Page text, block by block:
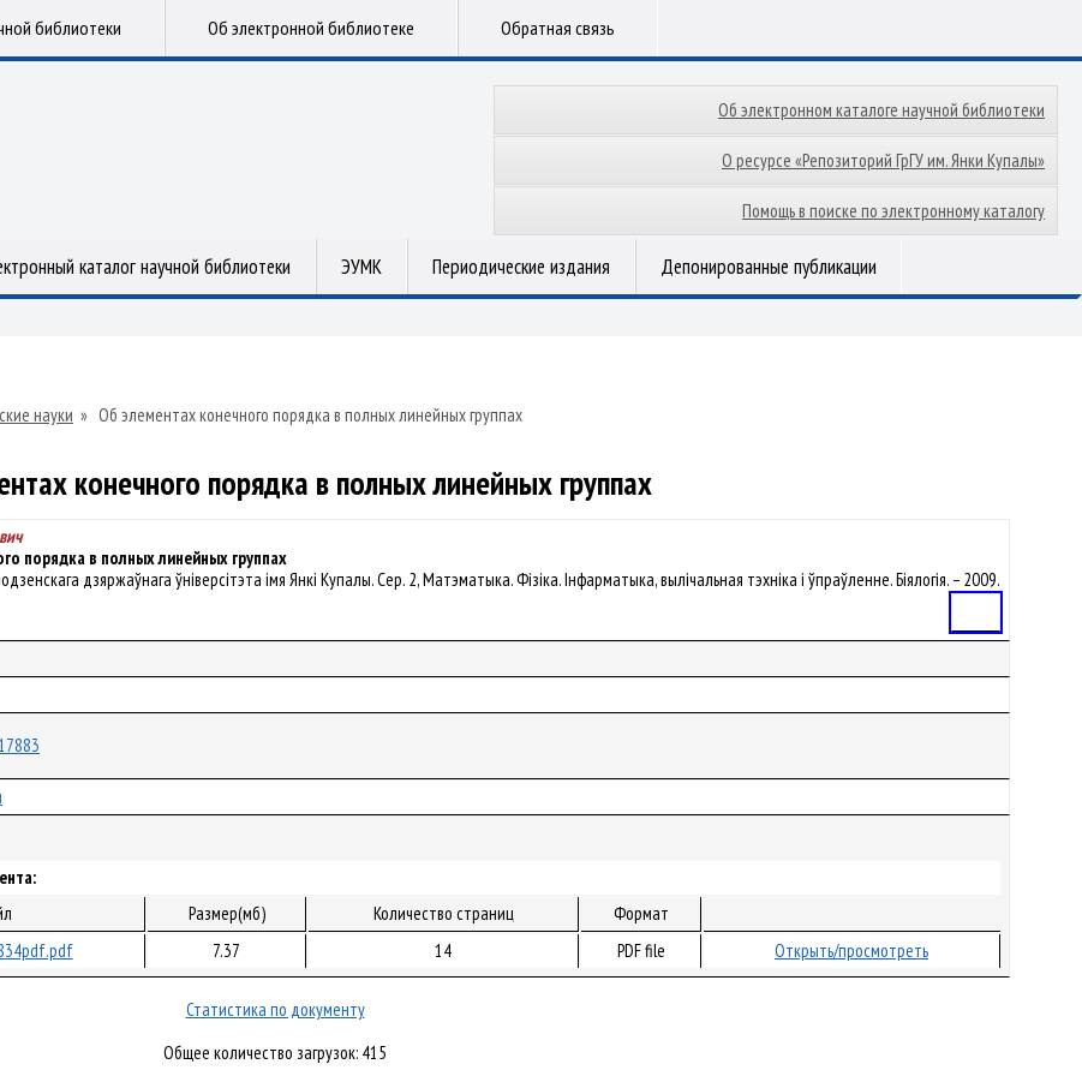
библиотеки Об электронной библиотеке Обратная связь
Об электронном каталоге научной библиотеки
О ресурсе «Репозиторий ГрГУ им. Янки Купалы»
Помощь в поиске по электронному каталогу
каталог научной библиотеки ЭУМК Периодические издания Депонированные публикации
науки » Об элементах конечного порядка в полных линейных группах
конечного порядка в полных линейных группах
порядка в полных линейных группах
дзяржаўнага ўніверсітэта імя Янкі Купалы. Сер. 2, Матэматыка. Фізіка. Інфарматыка, вылічальная тэхніка і ўпраўленне. Біялогія. – 2009.
Размер(мб) Количество страниц
Формат
7.37 14 PDF file Открыть/просмотреть
Статистика по документу
Общее количество загрузок: 415